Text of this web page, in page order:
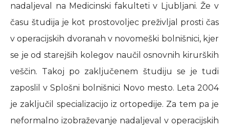
nadaljeval na Medicinski fakulteti v Ljubljani. Že v
času študija je kot prostovoljec preživljal prosti čas
v operacijskih dvoranah v novomeški bolnišnici, kjer
se je od starejših kolegov naučil osnovnih kirurških
veščin. Takoj po zaključenem študiju se je tudi
zaposlil v Splošni bolnišnici Novo mesto. Leta 2004
je zaključil specializacijo iz ortopedije. Za tem pa je
neformalno izobraževanje nadaljeval v operacijskih